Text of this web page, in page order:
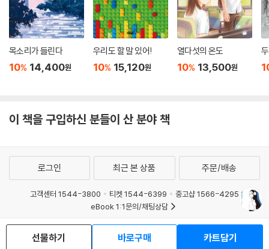
목소리가 들린다
10% 14,400원
우리도 할 말 있어!
10% 15,120원
열다섯의 온도
10% 13,500원
이 책을 구입하신 분들이 산 분야 책
선물하기 바로구매 카트담기
로그인 최근 본 상품 주문/배송
고객센터 1544-3800 티켓 1544-6399
중고샵 1566-4295
eBook 1:1문의/채팅상담
예스이십사(주) 사업자 정보
이용약관
개인정보처리방침 청소년보호정책